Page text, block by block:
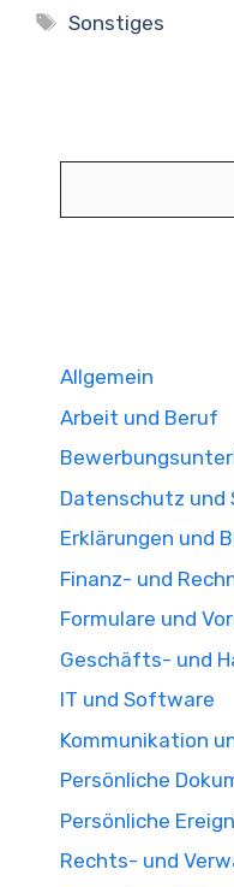
Schlagwörter
Sonstiges
Allgemein
Arbeit und Beruf
Datenschutz und
Erklärungen und
Finanz- und
Formulare und
Geschäfts- und
IT und Software
Kommunikation
Persönliche
Persönliche
Rechts- und